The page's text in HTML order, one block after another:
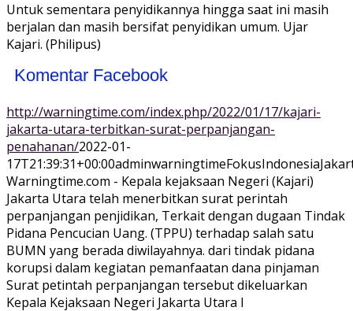
Untuk sementara penyidikannya hingga saat ini masih
berjalan dan masih bersifat penyidikan umum. Ujar
Kajari. (Philipus)
Komentar Facebook
http://warningtime.com/index.php/2022/01/17/kajari-
jakarta-utara-terbitkan-surat-perpanjangan-
penahanan/2022-01-
17T21:39:31+00:00adminwarningtimeFokusIndonesia
Warningtime.com - Kepala kejaksaan Negeri (Kajari)
Jakarta Utara telah menerbitkan surat perintah
perpanjangan penjidikan, Terkait dengan dugaan Tindak
Pidana Pencucian Uang. (TPPU) terhadap salah satu
BUMN yang berada diwilayahnya. dari tindak pidana
korupsi dalam kegiatan pemanfaatan dana pinjaman
Surat petintah perpanjangan tersebut dikeluarkan
Kepala Kejaksaan Negeri Jakarta Utara I